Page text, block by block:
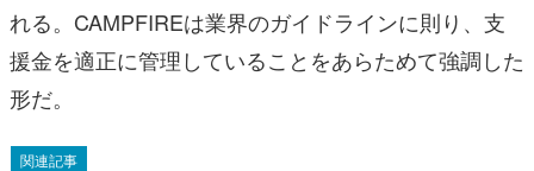
れる。CAMPFIREは業界のガイドラインに則り、支
援金を適正に管理していることをあらためて強調した
形だ。
関連記事